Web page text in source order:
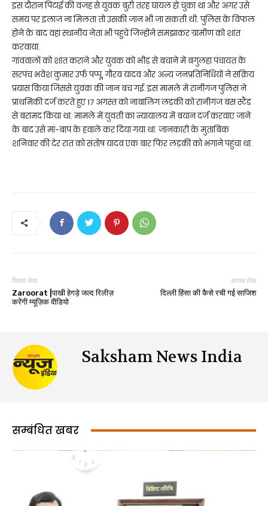
इस दौरान पिटाई की वजह से युवक बुरी तरह घायल हो चुका था और अगर उसे
समय पर इलाज ना मिलता तो उसकी जान भी जा सकती थी. पुलिस के विफल
होने के बाद वहां स्थानीय नेता भी पहुंचे जिन्होंने समझाकर ग्रामीण को शांत
करवाया.
गांववालों को शांत कराने और युवक को भीड़ से बचाने में बगुलहा पंचायत के
सरपंच भवेश कुमार उर्फ पप्पू, गौरव यादव और अन्य जनप्रतिनिधियों ने सक्रिय
प्रयास किया जिससे युवक की जान बच गई. इस मामले में रानीगंज पुलिस ने
प्राथमिकी दर्ज करते हुए 17 अगस्त को नाबालिग लड़की को रानीगंज बस स्टैंड
से बरामद किया था. मामले में युवती का न्यायालय में बयान दर्ज करवाए जाने
के बाद उसे मां-बाप के हवाले कर दिया गया था. जानकारी के मुताबिक
शनिवार की देर रात को संतोष यादव एक बार फिर लड़की को भगाने पहुंचा था.
पिछला लेख
Zaroorat |पाखी हेगड़े जल्द रिलीज़
करेंगी म्यूज़िक वीडियो
अगला लेख
दिल्ली हिंसा की कैसे रची गई साजिश
Saksham News India
सम्बंधित खबर